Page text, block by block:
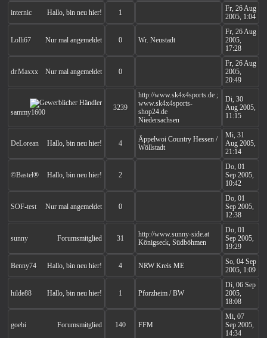
Hallo, bin neu hier!
internic 1
Fr, 26 Aug
2005, 1:04
Nur mal angemeldet
Lolli67 0 Wr. Neustadt
Fr, 26 Aug
2005,
17:28
Nur mal angemeldet
dr.Maxxx 0
Fr, 26 Aug
2005,
20:49
sammy1600
3239
http://www.sk4x4sports.de ;
www.sk4x4sports-
shop24.de
Niedersachsen
Di, 30
Aug 2005,
11:15
Hallo, bin neu hier!
DeLorean 4
Äppelwoi Country Hessen /
Wöllstadt
Mi, 31
Aug 2005,
21:14
Hallo, bin neu hier!
©Bastel® 2
Do, 01
Sep 2005,
10:42
Nur mal angemeldet
SOF-test 0
Do, 01
Sep 2005,
12:38
Forumsmitglied
sunny 31
http://www.sunny-side.at
Königseck, Südböhmen
Do, 01
Sep 2005,
19:29
Hallo, bin neu hier!
Benny74 4 NRW Kreis ME
So, 04 Sep
2005, 1:09
Hallo, bin neu hier!
hilde88 1 Pforzheim / BW
Di, 06 Sep
2005,
18:08
Forumsmitglied
goebi 140 FFM
Mi, 07
Sep 2005,
14:34